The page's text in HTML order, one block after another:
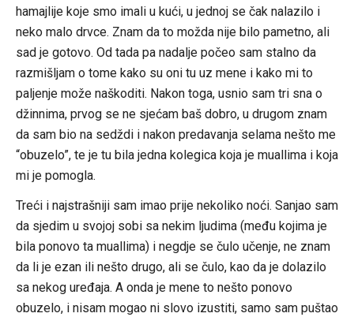
hamajlije koje smo imali u kući, u jednoj se čak nalazilo i
neko malo drvce. Znam da to možda nije bilo pametno, ali
sad je gotovo. Od tada pa nadalje počeo sam stalno da
razmišljam o tome kako su oni tu uz mene i kako mi to
paljenje može naškoditi. Nakon toga, usnio sam tri sna o
džinnima, prvog se ne sjećam baš dobro, u drugom znam
da sam bio na sedždi i nakon predavanja selama nešto me
“obuzelo”, te je tu bila jedna kolegica koja je muallima i koja
mi je pomogla.
Treći i najstrašniji sam imao prije nekoliko noći. Sanjao sam
da sjedim u svojoj sobi sa nekim ljudima (među kojima je
bila ponovo ta muallima) i negdje se čulo učenje, ne znam
da li je ezan ili nešto drugo, ali se čulo, kao da je dolazilo
sa nekog uređaja. A onda je mene to nešto ponovo
obuzelo, i nisam mogao ni slovo izustiti, samo sam puštao